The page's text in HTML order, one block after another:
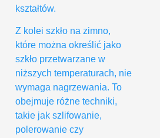
kształtów.
Z kolei szkło na zimno,
które można określić jako
szkło przetwarzane w
niższych temperaturach, nie
wymaga nagrzewania. To
obejmuje różne techniki,
takie jak szlifowanie,
polerowanie czy